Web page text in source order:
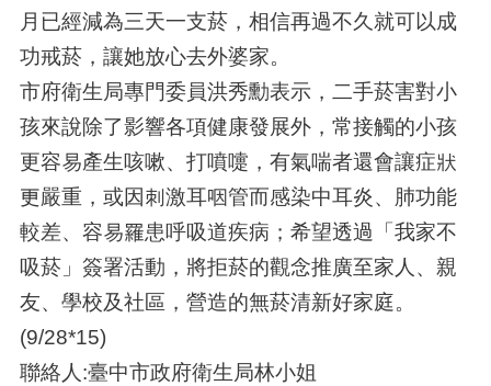
月已經減為三天一支菸，相信再過不久就可以成
功戒菸，讓她放心去外婆家。
市府衛生局專門委員洪秀勳表示，二手菸害對小
孩來說除了影響各項健康發展外，常接觸的小孩
更容易產生咳嗽、打噴嚏，有氣喘者還會讓症狀
更嚴重，或因刺激耳咽管而感染中耳炎、肺功能
較差、容易罹患呼吸道疾病；希望透過「我家不
吸菸」簽署活動，將拒菸的觀念推廣至家人、親
友、學校及社區，營造的無菸清新好家庭。
(9/28*15)
聯絡人:臺中市政府衛生局林小姐